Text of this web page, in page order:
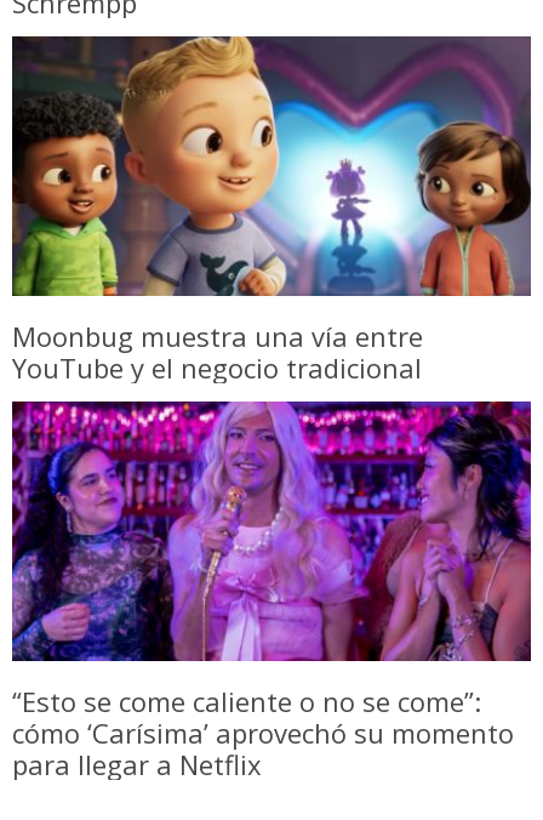
Moonbug muestra una vía entre
YouTube y el negocio tradicional
“Esto se come caliente o no se come”:
cómo ‘Carísima’ aprovechó su momento
para llegar a Netflix